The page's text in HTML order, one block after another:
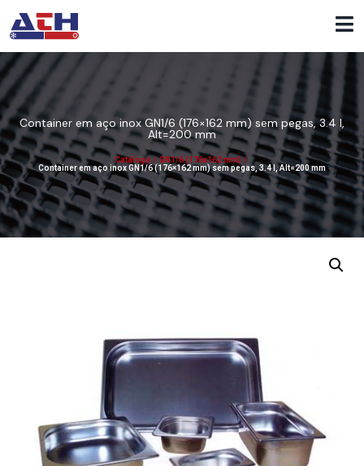
Container em aço inox GN1/6 (176×162 mm) sem pegas, 3.4 l,
Alt=200 mm
Catálogo / GN1/6 (176x162 mm) /
Container em aço inox GN1/6 (176×162 mm) sem pegas, 3.4 l, Alt=200 mm